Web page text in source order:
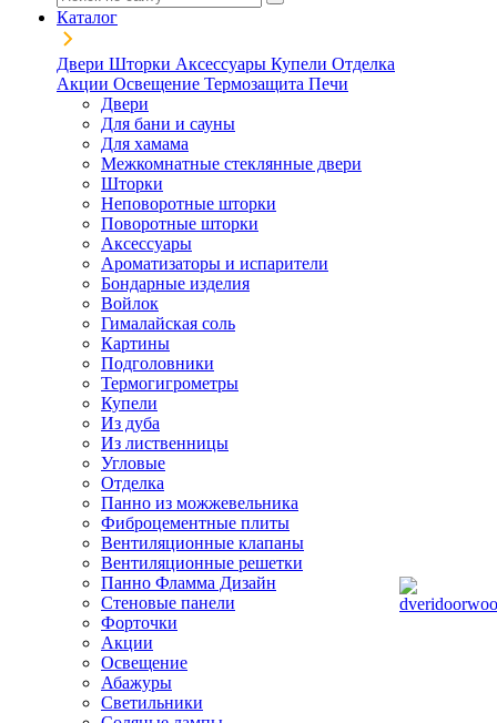
Каталог
Двери Шторки Аксессуары Купели Отделка
Акции Освещение Термозащита Печи
Двери
Для бани и сауны
Для хамама
Межкомнатные стеклянные двери
Шторки
Неповоротные шторки
Поворотные шторки
Аксессуары
Ароматизаторы и испарители
Бондарные изделия
Войлок
Гималайская соль
Картины
Подголовники
Термогигрометры
Купели
Из дуба
Из лиственницы
Угловые
Отделка
Панно из можжевельника
Фиброцементные плиты
Вентиляционные клапаны
Вентиляционные решетки
Панно Фламма Дизайн
Стеновые панели
Форточки
Акции
Освещение
Абажуры
Светильники